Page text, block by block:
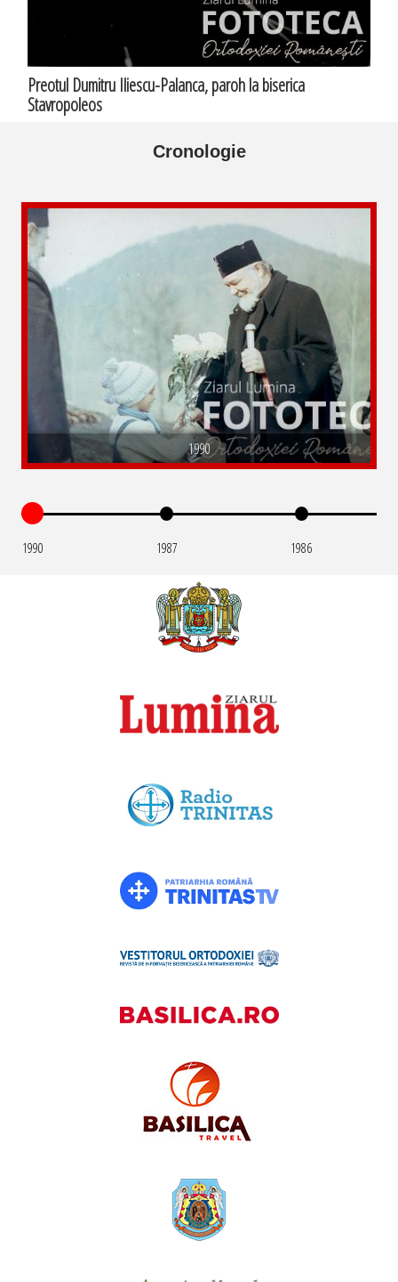
Preotul Dumitru Iliescu-Palanca, paroh la biserica
Stavropoleos
Cronologie
1990
1990 1987 1986